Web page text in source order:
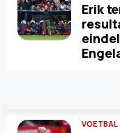
Erik
VOETBAL